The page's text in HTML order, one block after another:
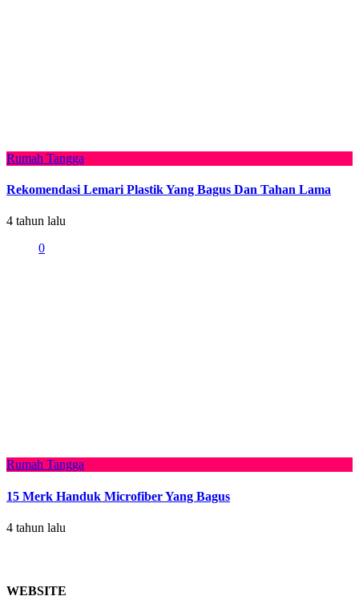
Rumah Tangga
Rekomendasi Lemari Plastik Yang Bagus Dan Tahan Lama
4 tahun lalu
0
Rumah Tangga
15 Merk Handuk Microfiber Yang Bagus
4 tahun lalu
WEBSITE